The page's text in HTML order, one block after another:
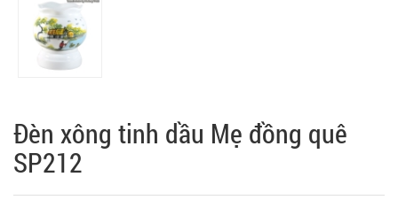
Đèn xông tinh dầu Mẹ đồng quê
SP212